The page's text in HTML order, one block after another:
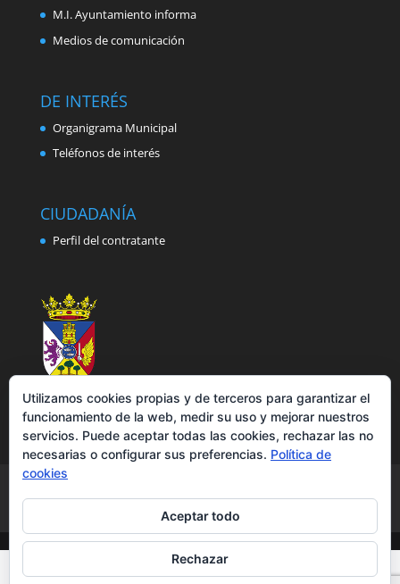
M.I. Ayuntamiento informa
Medios de comunicación
DE INTERÉS
Organigrama Municipal
Teléfonos de interés
CIUDADANÍA
Perfil del contratante
Política de cookies
Accesibilidad
Utilizamos cookies propias y de terceros para garantizar el
funcionamiento de la web, medir su uso y mejorar nuestros
servicios. Puede aceptar todas las cookies, rechazar las no
necesarias o configurar sus preferencias. Política de
cookies
Aceptar todo
Rechazar